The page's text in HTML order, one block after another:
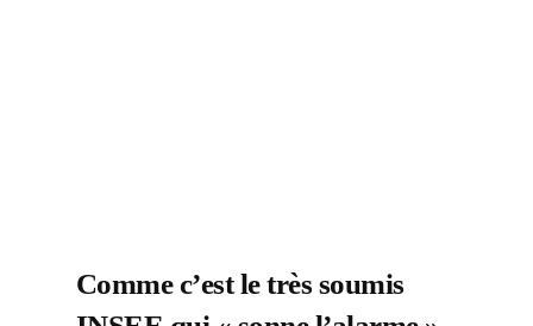
Comme c’est le très soumis